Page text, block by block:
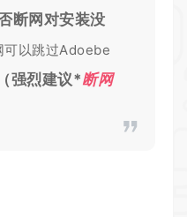
断网对安装没
可以跳过Adoebe
（强烈建议*断网